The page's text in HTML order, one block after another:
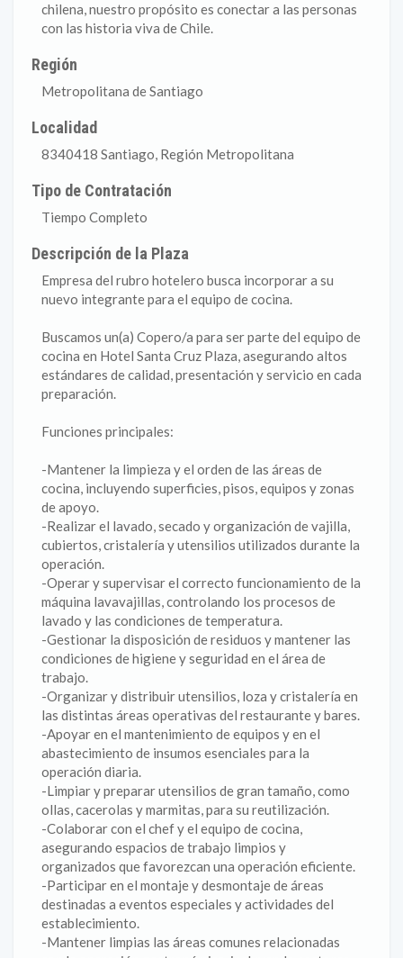
chilena, nuestro propósito es conectar a las personas
con las historia viva de Chile.
Región
Metropolitana de Santiago
Localidad
8340418 Santiago, Región Metropolitana
Tipo de Contratación
Tiempo Completo
Descripción de la Plaza
Empresa del rubro hotelero busca incorporar a su
nuevo integrante para el equipo de cocina.
Buscamos un(a) Copero/a para ser parte del equipo de
cocina en Hotel Santa Cruz Plaza, asegurando altos
estándares de calidad, presentación y servicio en cada
preparación.
Funciones principales:
-Mantener la limpieza y el orden de las áreas de
cocina, incluyendo superficies, pisos, equipos y zonas
de apoyo.
-Realizar el lavado, secado y organización de vajilla,
cubiertos, cristalería y utensilios utilizados durante la
operación.
-Operar y supervisar el correcto funcionamiento de la
máquina lavavajillas, controlando los procesos de
lavado y las condiciones de temperatura.
-Gestionar la disposición de residuos y mantener las
condiciones de higiene y seguridad en el área de
trabajo.
-Organizar y distribuir utensilios, loza y cristalería en
las distintas áreas operativas del restaurante y bares.
-Apoyar en el mantenimiento de equipos y en el
abastecimiento de insumos esenciales para la
operación diaria.
-Limpiar y preparar utensilios de gran tamaño, como
ollas, cacerolas y marmitas, para su reutilización.
-Colaborar con el chef y el equipo de cocina,
asegurando espacios de trabajo limpios y
organizados que favorezcan una operación eficiente.
-Participar en el montaje y desmontaje de áreas
destinadas a eventos especiales y actividades del
establecimiento.
-Mantener limpias las áreas comunes relacionadas